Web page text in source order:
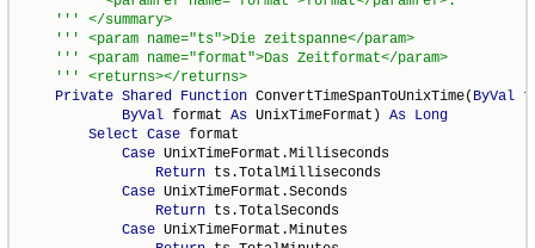
Private Shared Function ConvertTimeSpanToUnixTime( ByVal
ByVal format As UnixTimeFormat) As Long
Select Case format
Case UnixTimeFormat.Milliseconds
Return ts.TotalMilliseconds
Case UnixTimeFormat.Seconds
Return ts.TotalSeconds
Case UnixTimeFormat.Minutes